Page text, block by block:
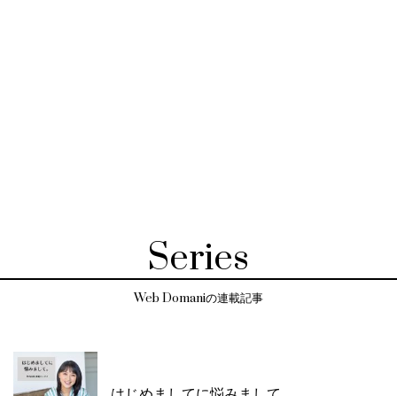
Series
Web Domaniの連載記事